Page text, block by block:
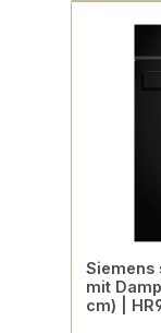
Siemens
mit
cm) |